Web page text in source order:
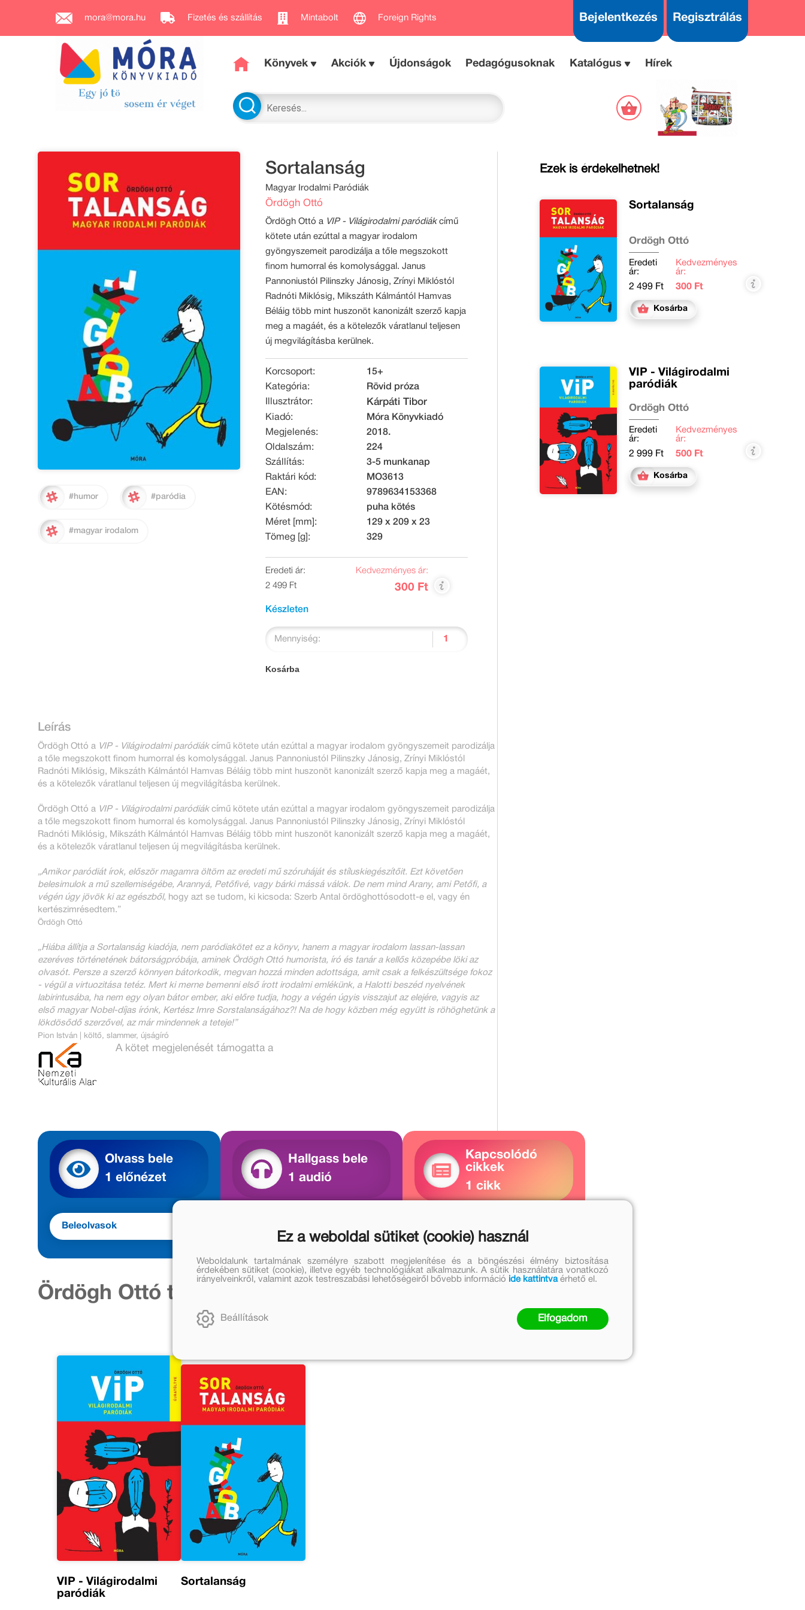
mora@mora.hu Fizetés és szállítás Mintabolt Foreign Rights Bejelentkezés Regisztrálás
Könyvek Akciók Újdonságok Pedagógusoknak Katalógus Hírek
#humor #paródia
#magyar irodalom
Sortalanság
Magyar Irodalmi Paródiák
Ördögh Ottó
Ördögh Ottó a VIP - Világirodalmi paródiákcímű
kötete után ezúttal a magyar irodalom
gyöngyszemeit parodizálja a tőle megszokott
finom humorral és komolysággal. Janus
Pannoniustól Pilinszky Jánosig, Zrínyi Miklóstól
Radnóti Miklósig, Mikszáth Kálmántól Hamvas
Béláig több mint huszonöt kanonizált szerző kapja
meg a magáét, és a kötelezők váratlanul teljesen
új megvilágításba kerülnek.
Korcsoport:
15+
Kategória:
Rövid próza
Illusztrátor:
Kárpáti Tibor
Kiadó:
Móra Könyvkiadó
Megjelenés:
2018.
Oldalszám:
224
Szállítás:
3-5 munkanap
Raktári kód:
MO3613
EAN:
9789634153368
Kötésmód:
puha kötés
Méret [mm]:
129 x 209 x 23
Tömeg [g]:
329
Eredeti ár:
2 499 Ft
Kedvezményes ár:
300 Ft
Készleten
Mennyiség:
Kosárba
Leírás
Ördögh Ottó a VIP - Világirodalmi paródiákcímű kötete után ezúttal a magyar irodalom gyöngyszemeit parodizálja
a tőle megszokott finom humorral és komolysággal. Janus Pannoniustól Pilinszky Jánosig, Zrínyi Miklóstól
Radnóti Miklósig, Mikszáth Kálmántól Hamvas Béláig több mint huszonöt kanonizált szerző kapja meg a magáét,
és a kötelezők váratlanul teljesen új megvilágításba kerülnek.
Ördögh Ottó a VIP - Világirodalmi paródiákcímű kötete után ezúttal a magyar irodalom gyöngyszemeit parodizálja
a tőle megszokott finom humorral és komolysággal. Janus Pannoniustól Pilinszky Jánosig, Zrínyi Miklóstól
Radnóti Miklósig, Mikszáth Kálmántól Hamvas Béláig több mint huszonöt kanonizált szerző kapja meg a magáét,
és a kötelezők váratlanul teljesen új megvilágításba kerülnek.
„Amikor paródiát írok, először magamra öltöm az eredeti mű szóruháját és stíluskiegészítőit. Ezt követően
belesimulok a mű szellemiségébe, Arannyá, Petőfivé, vagy bárki mássá válok. De nem mind Arany, ami Petőfi, a
végén úgy jövök ki az egészből, hogy azt se tudom, ki kicsoda: Szerb Antal ördöghottósodott-e el, vagy én
kertészimrésedtem.”
Ördögh Ottó
„Hiába állítja a Sortalanság kiadója, nem paródiakötet ez a könyv, hanem a magyar irodalom lassan-lassan
ezeréves történetének bátorságpróbája, aminek Ördögh Ottó humorista, író és tanár a kellős közepébe löki az
olvasót. Persze a szerző könnyen bátorkodik, megvan hozzá minden adottsága, amit csak a felkészültsége fokoz
- végül a virtuozitása tetéz. Mert ki merne bemenni első írott irodalmi emlékünk, a Halotti beszéd nyelvének
labirintusába, ha nem egy olyan bátor ember, aki előre tudja, hogy a végén úgyis visszajut az elejére, vagyis az
első magyar Nobel-díjas írónk, Kertész Imre Sorstalanságához?! Na de hogy közben még együtt is röhöghetünk a
lökdösődő szerzővel, az már mindennek a teteje!”
Pion István | költő, slammer, újságíró
A kötet megjelenését támogatta a
Ezek is érdekelhetnek!
Sortalanság
Ördögh Ottó
Eredeti
ár:
2 499 Ft
Kedvezményes
ár:
300 Ft
Kosárba
VIP - Világirodalmi
paródiák
Ördögh Ottó
Eredeti
ár:
2 999 Ft
Kedvezményes
ár:
500 Ft
Kosárba
Olvass bele
1 előnézet
Beleolvasok
Hallgass bele
1 audió
Kapcsolódó
cikkek
1 cikk
Megnézem
Ördögh Ottó további művei
VIP - Világirodalmi
paródiák
Sortalanság
Ez a weboldal sütiket (cookie) használ
Weboldalunk tartalmának személyre szabott megjelenítése és a böngészési élmény biztosítása
érdekében sütiket (cookie), illetve egyéb technológiákat alkalmazunk. A sütik használatára vonatkozó
irányelveinkről, valamint azok testreszabási lehetőségeiről bővebb információ ide kattintvaérhető el.
Beállítások Elfogadom